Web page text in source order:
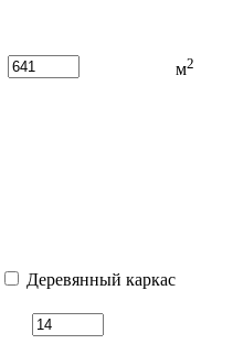
м2
Деревянный каркас